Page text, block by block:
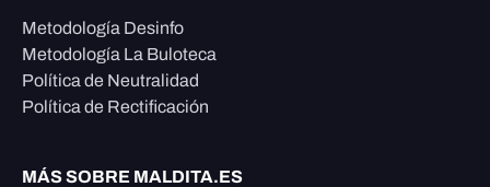
Metodología Desinfo
Metodología La Buloteca
Política de Neutralidad
Política de Rectificación
MÁS SOBRE MALDITA.ES